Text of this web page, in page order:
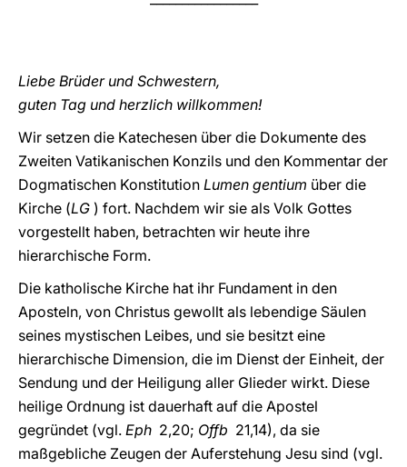
Liebe Brüder und Schwestern,
guten Tag und herzlich willkommen!
Wir setzen die Katechesen über die Dokumente des
Zweiten Vatikanischen Konzils und den Kommentar der
Dogmatischen Konstitution Lumen gentium über die
Kirche (LG ) fort. Nachdem wir sie als Volk Gottes
vorgestellt haben, betrachten wir heute ihre
hierarchische Form.
Die katholische Kirche hat ihr Fundament in den
Aposteln, von Christus gewollt als lebendige Säulen
seines mystischen Leibes, und sie besitzt eine
hierarchische Dimension, die im Dienst der Einheit, der
Sendung und der Heiligung aller Glieder wirkt. Diese
heilige Ordnung ist dauerhaft auf die Apostel
gegründet (vgl. Eph 2,20; Offb 21,14), da sie
maßgebliche Zeugen der Auferstehung Jesu sind (vgl.